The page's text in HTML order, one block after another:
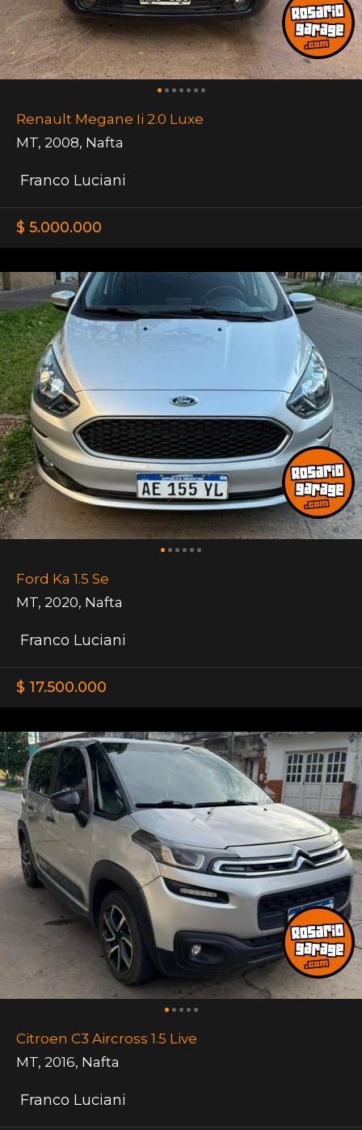
Renault Megane Ii 2.0 Luxe
MT, 2008, Nafta
Franco Luciani
$ 5.000.000
Ford Ka 1.5 Se
MT, 2020, Nafta
Franco Luciani
$ 17.500.000
Citroen C3 Aircross 1.5 Live
MT, 2016, Nafta
Franco Luciani